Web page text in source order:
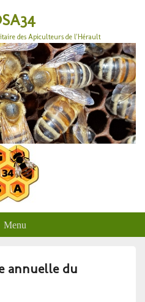
des Apiculteurs de l'Hérault
Menu
annuelle du